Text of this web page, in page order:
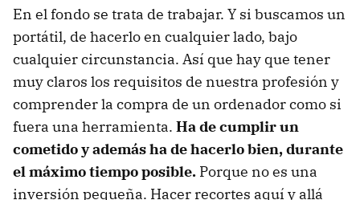
En el fondo se trata de trabajar. Y si buscamos un
portátil, de hacerlo en cualquier lado, bajo
cualquier circunstancia. Así que hay que tener
muy claros los requisitos de nuestra profesión y
comprender la compra de un ordenador como si
fuera una herramienta. Ha de cumplir un
cometido y además ha de hacerlo bien, durante
el máximo tiempo posible. Porque no es una
inversión pequeña. Hacer recortes aquí y allá